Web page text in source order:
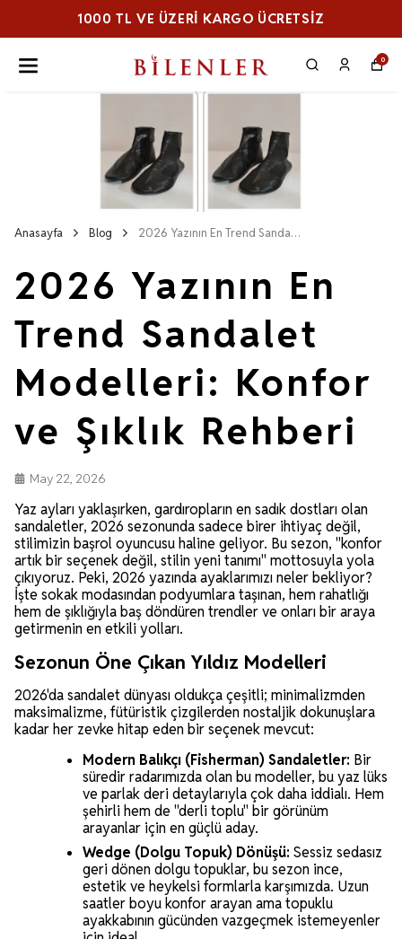
KARGO ÜCRETSİZ 1000 TL VE
0
Anasayfa Blog 2026 Yazının En Trend Sandalet Modelleri: Konfor ve Şıklık Rehberi
2026 Yazının En
Trend Sandalet
Modelleri: Konfor
ve Şıklık Rehberi
May 22, 2026
Yaz ayları yaklaşırken, gardıropların en sadık dostları olan
sandaletler, 2026 sezonunda sadece birer ihtiyaç değil,
stilimizin başrol oyuncusu haline geliyor. Bu sezon, "konfor
artık bir seçenek değil, stilin yeni tanımı" mottosuyla yola
çıkıyoruz. Peki, 2026 yazında ayaklarımızı neler bekliyor?
İşte sokak modasından podyumlara taşınan, hem rahatlığı
hem de şıklığıyla baş döndüren trendler ve onları bir araya
getirmenin en etkili yolları.
Sezonun Öne Çıkan Yıldız Modelleri
2026'da sandalet dünyası oldukça çeşitli; minimalizmden
maksimalizme, fütüristik çizgilerden nostaljik dokunuşlara
kadar her zevke hitap eden bir seçenek mevcut:
Modern Balıkçı (Fisherman) Sandaletler: Bir
süredir radarımızda olan bu modeller, bu yaz lüks
ve parlak deri detaylarıyla çok daha iddialı. Hem
şehirli hem de "derli toplu" bir görünüm
arayanlar için en güçlü aday.
Wedge (Dolgu Topuk) Dönüşü: Sessiz sedasız
geri dönen dolgu topuklar, bu sezon ince,
estetik ve heykelsi formlarla karşımızda. Uzun
saatler boyu konfor arayan ama topuklu
ayakkabının gücünden vazgeçmek istemeyenler